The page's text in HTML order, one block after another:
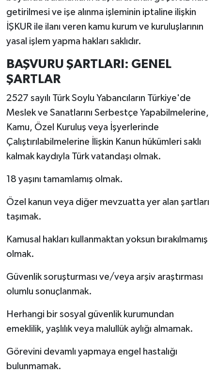
getirilmesi ve işe alınma işleminin iptaline ilişkin
İŞKUR ile ilanı veren kamu kurum ve kuruluşlarının
yasal işlem yapma hakları saklıdır.
BAŞVURU ŞARTLARI: GENEL
ŞARTLAR
2527 sayılı Türk Soylu Yabancıların Türkiye'de
Meslek ve Sanatlarını Serbestçe Yapabilmelerine,
Kamu, Özel Kuruluş veya İşyerlerinde
Çalıştırılabilmelerine İlişkin Kanun hükümleri saklı
kalmak kaydıyla Türk vatandaşı olmak.
18 yaşını tamamlamış olmak.
Özel kanun veya diğer mevzuatta yer alan şartları
taşımak.
Kamusal hakları kullanmaktan yoksun bırakılmamış
olmak.
Güvenlik soruşturması ve/veya arşiv araştırması
olumlu sonuçlanmak.
Herhangi bir sosyal güvenlik kurumundan
emeklilik, yaşlılık veya malullük aylığı almamak.
Görevini devamlı yapmaya engel hastalığı
bulunmamak.